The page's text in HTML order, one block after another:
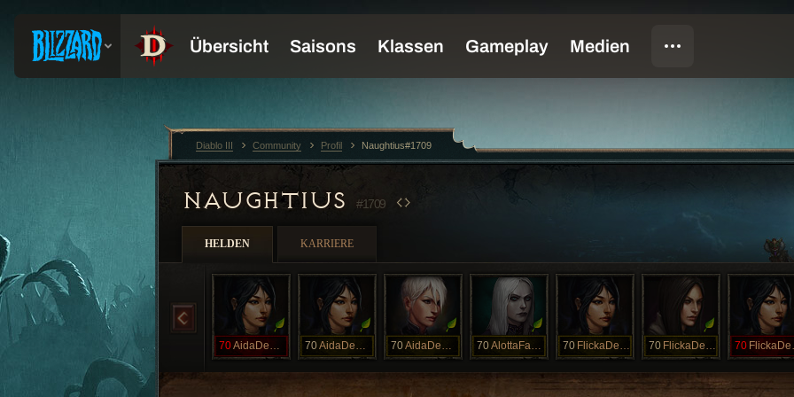
NAUGHTIUS #1709
HELDEN KARRIERE
70 AidaDeBusy 70 AidaDeBusy 70 AidaDeBusy 70 AlottaFagina 70 FlickaDeBean 70 FlickaDeBean 70
Diablo III Community Profil Naughtius#1709